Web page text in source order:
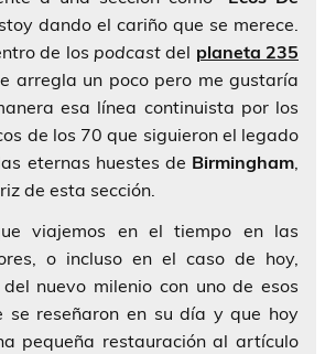
dando el cariño que se merece.
de los podcast del planeta 235
arregla un poco pero me gustaría
esa línea continuista por los
de los 70 que siguieron el legado
eternas huestes de Birmingham,
de esta sección.
viajemos en el tiempo en las
o incluso en el caso de hoy,
nuevo milenio con uno de esos
se reseñaron en su día y que hoy
pequeña restauración al artículo